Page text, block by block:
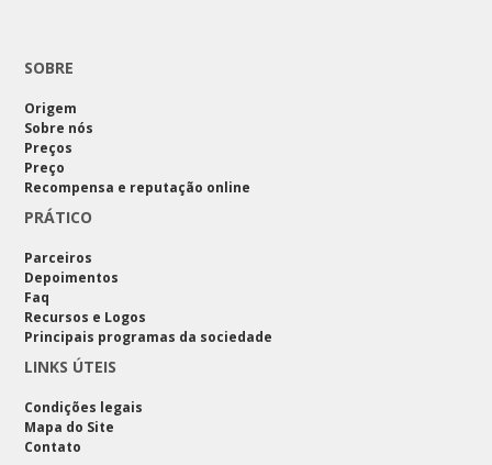
SOBRE
Origem
Sobre nós
Preços
Preço
Recompensa e reputação online
PRÁTICO
Parceiros
Depoimentos
Faq
Recursos e Logos
Principais programas da sociedade
LINKS ÚTEIS
Condições legais
Mapa do Site
Contato